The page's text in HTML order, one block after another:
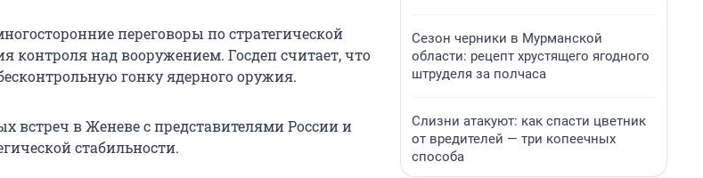
переговоры по стратегической
контроля над вооружением. Госдеп считает, что
гонку ядерного оружия.
встреч в Женеве с представителями России и
стабильности.
Сезон черники в Мурманской
области: рецепт хрустящего ягодного
штруделя за полчаса
Слизни атакуют: как спасти цветник
от вредителей — три копеечных
способа